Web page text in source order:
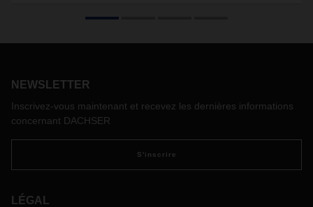
ans plus tard, il y travaille toujours avec plaisir.
NEWSLETTER
Inscrivez-vous maintenant et recevez les dernières informations
concernant DACHSER
S'inscrire
LÉGAL